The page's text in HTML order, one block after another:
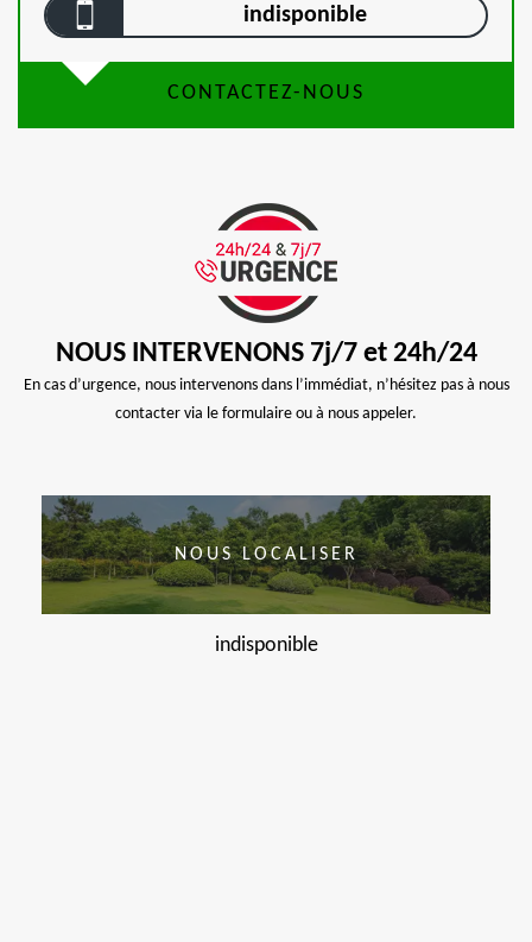
indisponible
CONTACTEZ-NOUS
NOUS INTERVENONS 7j/7 et 24h/24
En cas d’urgence, nous intervenons dans l’immédiat, n’hésitez pas à nous
contacter via le formulaire ou à nous appeler.
NOUS LOCALISER
indisponible